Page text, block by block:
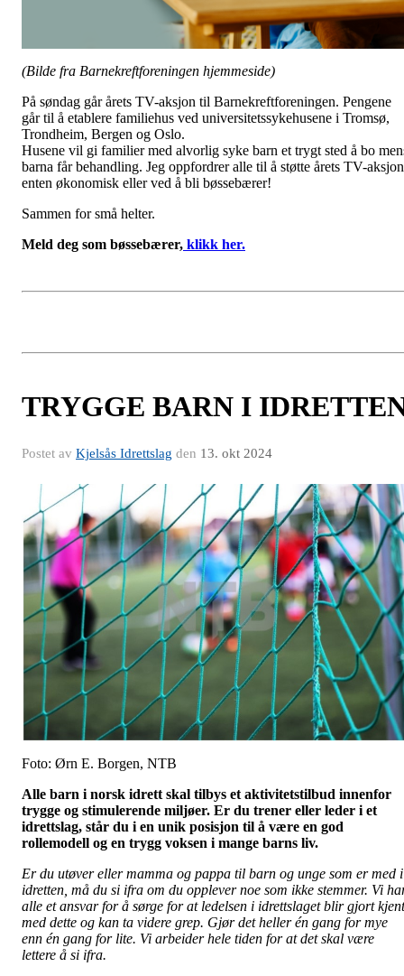
(Bilde fra Barnekreftforeningen hjemmeside)
På søndag går årets TV-aksjon til Barnekreftforeningen. Pengene
går til å etablere familiehus ved universitetssykehusene i Tromsø,
Trondheim, Bergen og Oslo.
Husene vil gi familier med alvorlig syke barn et trygt sted å bo
barna får behandling. Jeg oppfordrer alle til å støtte årets TV-
enten økonomisk eller ved å bli bøssebærer!
Sammen for små helter.
Meld deg som bøssebærer, klikk her.
TRYGGE BARN I
Postet av Kjelsås Idrettslag den 13. okt 2024
Foto: Ørn E. Borgen, NTB
Alle barn i norsk idrett skal tilbys et aktivitetstilbud innenfor
trygge og stimulerende miljøer. Er du trener eller leder i et
idrettslag, står du i en unik posisjon til å være en god
rollemodell og en trygg voksen i mange barns liv.
Er du utøver eller mamma og pappa til barn og unge som er med i
idretten, må du si ifra om du opplever noe som ikke stemmer. Vi
alle et ansvar for å sørge for at ledelsen i idrettslaget blir gjort kjent
med dette og kan ta videre grep. Gjør det heller én gang for mye
enn én gang for lite. Vi arbeider hele tiden for at det skal være
lettere å si ifra.